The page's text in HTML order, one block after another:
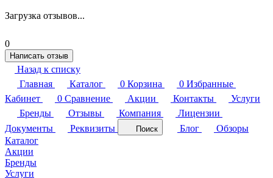
Загрузка отзывов...
0
Написать отзыв
Назад к списку
Главная
Каталог 0 Корзина 0 Избранные
Кабинет
0 Сравнение Акции Контакты
Услуги
Бренды
Отзывы Компания
Лицензии
Документы
Реквизиты Поиск Блог
Обзоры
Каталог
Акции
Бренды
Услуги